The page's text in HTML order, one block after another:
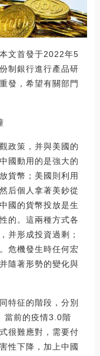
文首發于2022年5
制銀行進行產品研
發，希望有關部門
政策，并與美國的
國動用的是強大的
貨幣；美國則利用
后個人拿著美鈔從
國的貨幣投放是生
的。這兩種方式各
并形成投資過剩；
危機發生時任何宏
隨著形勢的變化與
特征的階段，分別
當前的疫情3.0階
很難應對，需要付
性下降，加上中國